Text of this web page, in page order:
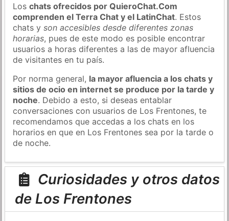
Loschats ofrecidos por QuieroChat.Com
comprenden el Terra Chat y el LatinChat. Estos
chats yson accesibles desde diferentes zonas
horarias, pues de este modo es posible encontrar
usuarios a horas diferentes a las de mayor afluencia
de visitantes en tu país.
Por norma general, la mayor afluencia a los chats y
sitios de ocio en internet se produce por la tarde y
noche. Debido a esto, si deseas entablar
conversaciones con usuarios de Los Frentones, te
recomendamos que accedas a los chats en los
horarios en que en Los Frentones sea por la tarde o
de noche.
Curiosidades y otros datos
de Los Frentones